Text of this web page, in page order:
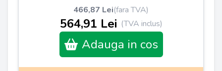
466,87 Lei(fara TVA)
564,91 Lei (TVA inclus)
Adauga in cos